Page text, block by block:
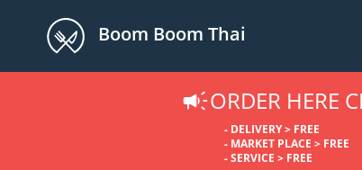
Boom Boom Thai
ORDER HERE
- DELIVERY > FREE
- MARKET PLACE > FREE
- SERVICE > FREE